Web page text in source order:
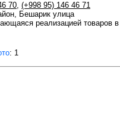
70, (+998 95) 146 46 71
Бешарик улица
реализацией
: 1